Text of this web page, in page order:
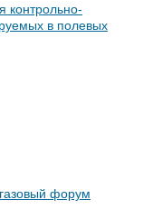
контрольно-
в полевых
форум